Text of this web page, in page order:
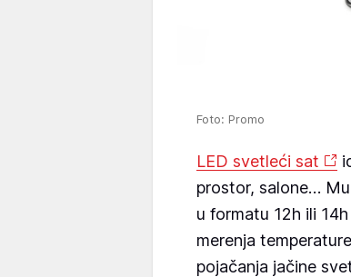
Foto: Promo
LED svetleći sat
prostor, salone…
u formatu 12h ili
merenja
pojačanja jačine